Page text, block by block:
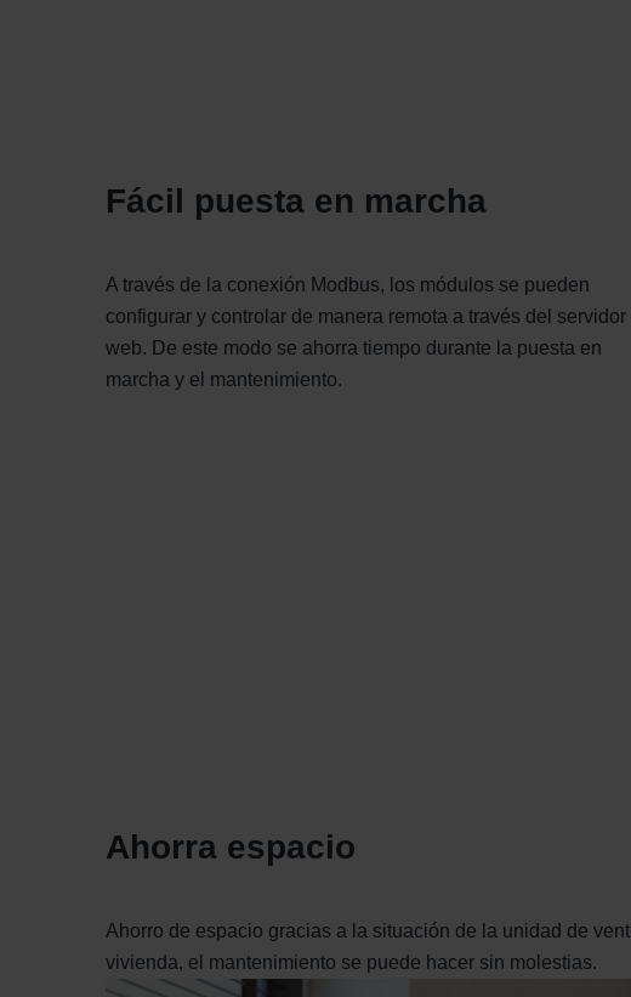
Fácil puesta en marcha
A través de la conexión Modbus, los módulos se pueden
configurar y controlar de manera remota a través del servidor
web. De este modo se ahorra tiempo durante la puesta en
marcha y el mantenimiento.
Ahorra espacio
Ahorro de espacio gracias a la situación de la unidad de
vivienda, el mantenimiento se puede hacer sin molestias.